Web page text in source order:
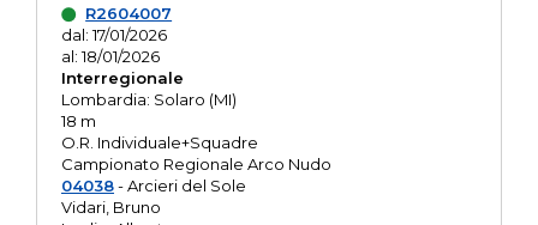
R2604007
dal: 17/01/2026
al: 18/01/2026
Interregionale
Lombardia: Solaro (MI)
18 m
O.R. Individuale+Squadre
Campionato Regionale Arco Nudo
04038- Arcieri del Sole
Vidari, Bruno